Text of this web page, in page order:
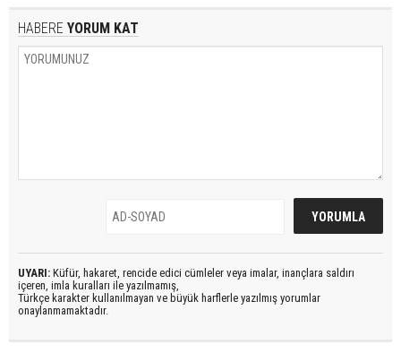
HABERE YORUM KAT
UYARI: Küfür, hakaret, rencide edici cümleler veya imalar, inançlara saldırı
içeren, imla kuralları ile yazılmamış,
Türkçe karakter kullanılmayan ve büyük harflerle yazılmış yorumlar
onaylanmamaktadır.